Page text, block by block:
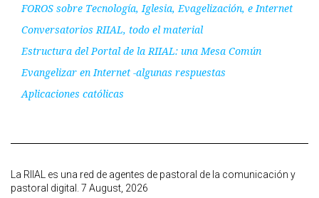
FOROS sobre Tecnología, Iglesia, Evagelización, e Internet
Conversatorios RIIAL, todo el material
Estructura del Portal de la RIIAL: una Mesa Común
Evangelizar en Internet -algunas respuestas
Aplicaciones católicas
La RIIAL es una red de agentes de pastoral de la comunicación y
pastoral digital. 7 August, 2026